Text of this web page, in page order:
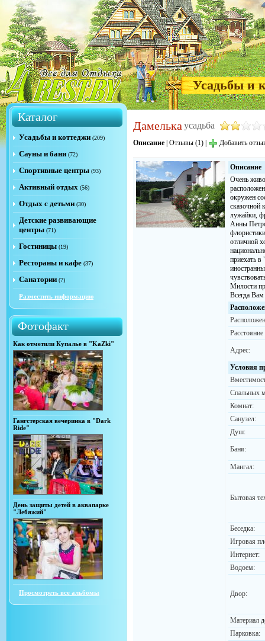
Усадьбы и
Каталог
Усадьбы и коттеджи (209)
Сауны и бани (72)
Спортивные центры (93)
Активный отдых (56)
Отдых с детьми (30)
Детские развивающие
центры (71)
Гостиницы (19)
Рестораны и кафе (37)
Санатории (7)
Разместить информацию
Фотофакт
Как отметили Купалье в "KaZki"
Гангстерская вечеринка в "Dark
Ride"
День защиты детей в аквапарке
"Лебяжий"
Просмотреть все альбомы
Дамелька усадьба
Описание Отзывы (1) Добавить
Описание
Очень
окружен
сказочной
лужайки,
Анны
отличной
приехать
Милости
Всегда
Адрес:
Условия
Спальных
Комнат:
Санузел:
Душ:
Баня:
Мангал:
Бытовая
Беседка:
Игровая
Интернет:
Водоем:
Двор:
Материал
Парковка: